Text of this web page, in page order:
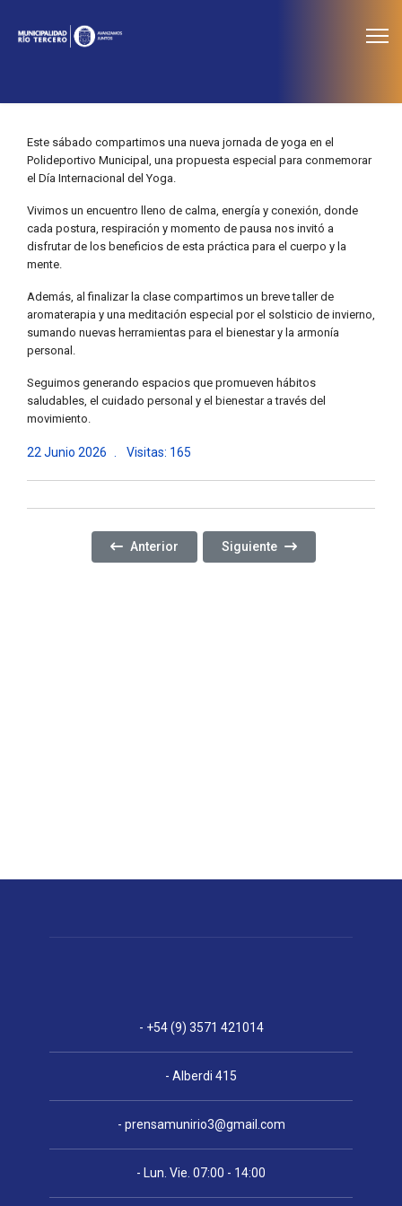
Este sábado compartimos una nueva jornada de yoga en el
Polideportivo Municipal, una propuesta especial para conmemorar
el Día Internacional del Yoga.
Vivimos un encuentro lleno de calma, energía y conexión, donde
cada postura, respiración y momento de pausa nos invitó a
disfrutar de los beneficios de esta práctica para el cuerpo y la
mente.
Además, al finalizar la clase compartimos un breve taller de
aromaterapia y una meditación especial por el solsticio de invierno,
sumando nuevas herramientas para el bienestar y la armonía
personal.
Seguimos generando espacios que promueven hábitos
saludables, el cuidado personal y el bienestar a través del
movimiento.
22 Junio 2026 Visitas: 165
Artículo Anterior: 60 AÑOS DE HISTORIA, JUEGOS
Anterior Artículo Siguiente: SEGUIMOS
Siguiente
- +54 (9) 3571 421014
- Alberdi 415
- prensamunirio3@gmail.com
- Lun. Vie. 07:00 - 14:00